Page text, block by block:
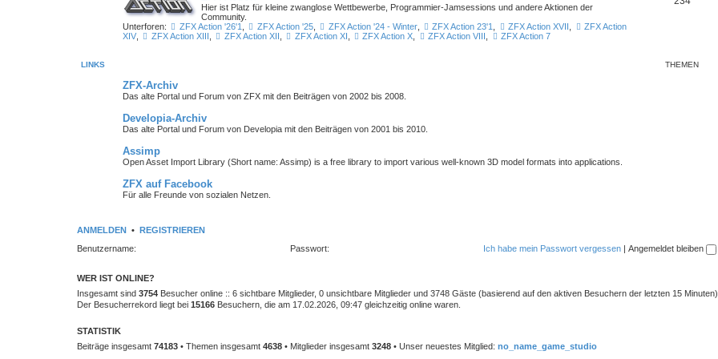
Hier ist Platz für kleine zwanglose Wettbewerbe, Programmier-Jamsessions und andere Aktionen der
Community.
Unterforen:
ZFX Action '26'1, ZFX Action '25, ZFX Action '24 - Winter, ZFX Action 23'1, ZFX Action XVII ,
ZFX Action
XIV, ZFX Action XIII , ZFX Action XII , ZFX Action XI , ZFX Action X, ZFX Action VIII , ZFX Action 7
LINKS THEMEN
ZFX-Archiv
Das alte Portal und Forum von ZFX mit den Beiträgen von 2002 bis 2008.
Developia-Archiv
Das alte Portal und Forum von Developia mit den Beiträgen von 2001 bis 2010.
Assimp
Open Asset Import Library (Short name: Assimp) is a free library to import various well-known 3D model formats into applications.
ZFX auf Facebook
Für alle Freunde von sozialen Netzen.
ANMELDEN •
REGISTRIEREN
Benutzername:
Passwort: Ich habe mein Passwort vergessen Angemeldet bleiben
WER IST ONLINE?
Insgesamt sind 3754 Besucher online :: 6 sichtbare Mitglieder, 0 unsichtbare Mitglieder und 3748 Gäste (basierend auf den aktiven Besuchern der letzten 15 Minuten)
Der Besucherrekord liegt bei 15166 Besuchern, die am 17.02.2026, 09:47 gleichzeitig online waren.
STATISTIK
Beiträge insgesamt 74183 • Themen insgesamt 4638 • Mitglieder insgesamt 3248 • Unser neuestes Mitglied: no_name_game_studio